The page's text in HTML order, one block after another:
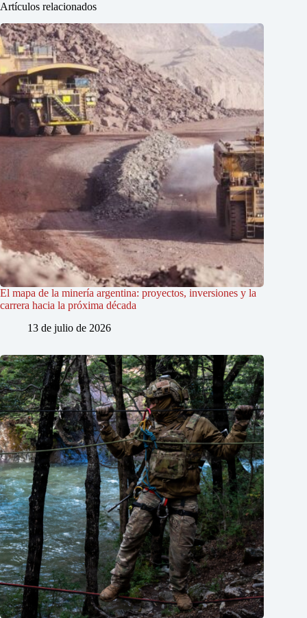
Artículos relacionados
El mapa de la minería argentina: proyectos, inversiones y la
carrera hacia la próxima década
13 de julio de 2026